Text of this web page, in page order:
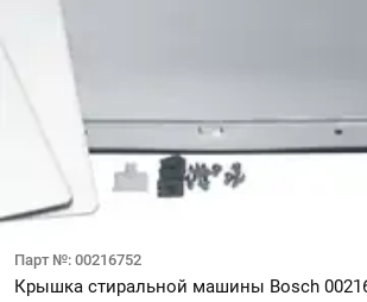
Парт №: 00216752
Крышка стиральной машины Bosch